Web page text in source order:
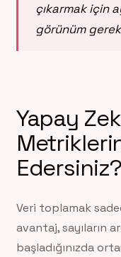
çıkarmak için
görünüm
Yapay
Edersiniz?
Veri toplamak
avantaj, sayıların
başladığınızda